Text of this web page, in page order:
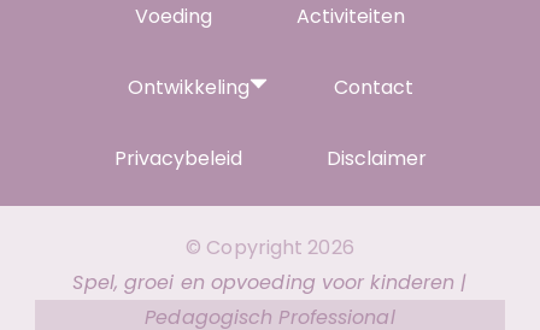
Voeding Activiteiten
Ontwikkeling Contact
Privacybeleid Disclaimer
© Copyright 2026
Spel, groei en opvoeding voor kinderen |
Pedagogisch Professional